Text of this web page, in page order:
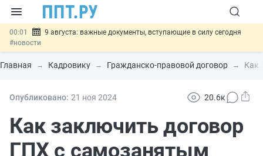
00:01
9 августа: важные документы, вступающие в силу сегодня
#новости
07.08 Подписан закон о блокировке продажи опасных товаров через
«Честный знак»#новости
07.08 Госпошлину за устранение ошибок в документах предлагают
07.08
отношений
#новости
Главная Кадровику Гражданско-правовой договор Как
Опубликовано: 21 ноя 2024 20.6к
Как заключить договор
ГПХ с самозанятым